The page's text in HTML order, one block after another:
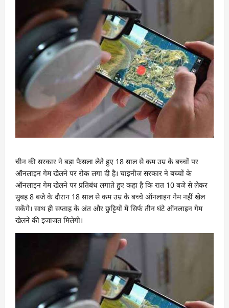
चीन की सरकार ने बड़ा फैसला लेते हुए 18 साल से कम उम्र के बच्चों पर
ऑनलाइन गेम खेलने पर रोक लगा दी है। चाइनीज सरकार ने बच्चों के
ऑनलाइन गेम खेलने पर प्रतिबंध लगाते हुए कहा है कि रात 10 बजे से लेकर
सुबह 8 बजे के दौरान 18 साल से कम उम्र के बच्चे ऑनलाइन गेम नहीं खेल
सकेंगे। साथ ही सप्ताह के अंत और छुट्टियों में सिर्फ तीन घंटे ऑनलाइन गेम
खेलने की इजाजत मिलेगी।